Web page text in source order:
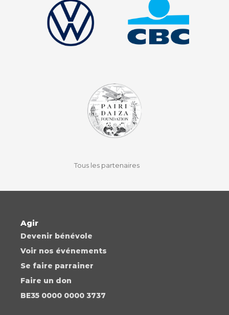
Tous les partenaires
Agir
Devenir bénévole
Voir nos événements
Se faire parrainer
Faire un don
BE35 0000 0000 3737